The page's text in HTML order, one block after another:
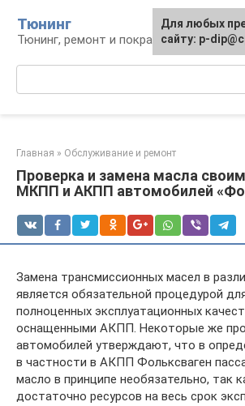
контенту
Тюнинг
Тюнинг, ремонт и покраска автомобиля
Главная » Обслуживание и ремонт
Проверка и замена масла
МКПП и АКПП автомобилей
Замена трансмиссионных масел в
является обязательной процедурой
полноценных эксплуатационных
оснащенными АКПП. Некоторые же
автомобилей утверждают, что в
в частности в АКПП Фольксваген
масло в принципе необязательно, так
достаточно ресурсов на весь срок
Для любых
сайту: p-